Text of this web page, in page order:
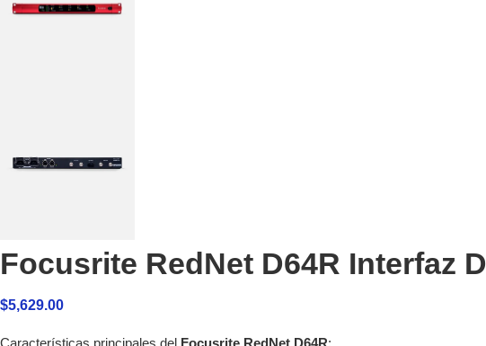
Focusrite RedNet D64R Interfaz
$5,629.00